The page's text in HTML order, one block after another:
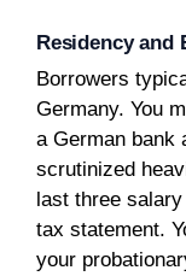
Residency and
Borrowers
Germany. You
a German bank
scrutinized
last three
tax statement.
your